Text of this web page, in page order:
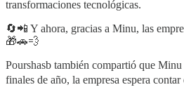
transformaciones tecnológicas.
🔄📲 Y ahora, gracias a Minu, las
🎁🚗💨
Pourshasb también compartió que
finales de año, la empresa espera